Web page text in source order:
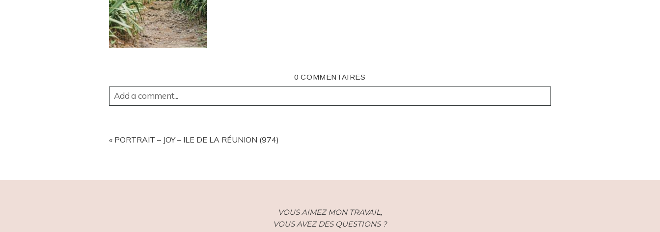
0 COMMENTAIRES
Add a comment...
« PORTRAIT – JOY – ILE DE LA RÉUNION (974)
VOUS AIMEZ MON TRAVAIL,
VOUS AVEZ DES QUESTIONS ?